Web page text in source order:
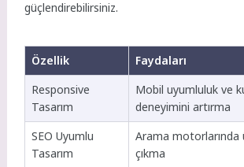
güçlendirebilirsiniz.
Özellik
Faydaları
Responsive
Tasarım
Mobil uyumluluk ve
deneyimini artırma
SEO Uyumlu
Tasarım
Arama motorlarında
çıkma